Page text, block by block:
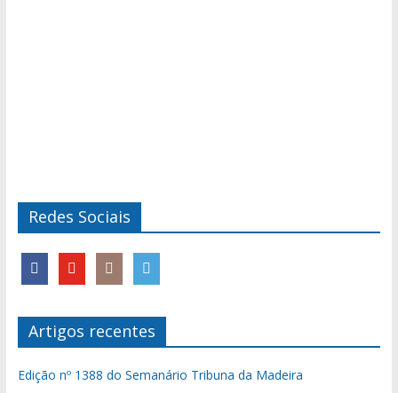
Redes Sociais
Artigos recentes
Edição nº 1388 do Semanário Tribuna da Madeira